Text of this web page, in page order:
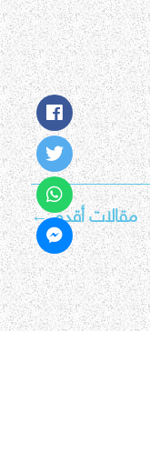
مقالات أقدم←